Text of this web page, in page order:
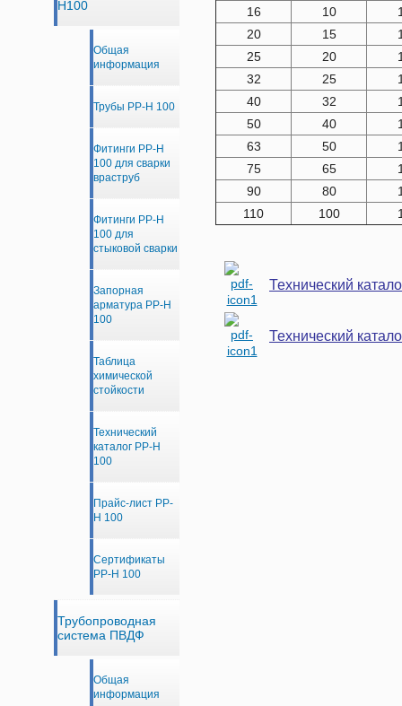
16 10
20
15
25
20
32
25
40
32
50
40
63
50
75
65
90
80
110
100
Технический
Технический
H100
Общая
информация
Трубы PP-H 100
Фитинги PP-H
100 для сварки
враструб
Фитинги PP-H
100 для
стыковой сварки
Запорная
арматура PP-H
100
Таблица
химической
стойкости
Технический
каталог PP-H
100
Прайс-лист PP-
H 100
Сертификаты
PP-H 100
Трубопроводная
система ПВДФ
Общая
информация